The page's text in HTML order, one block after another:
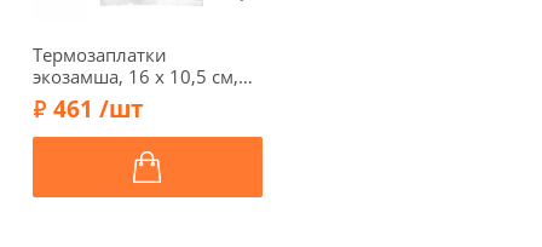
Термозаплатки
экозамша, 16 х 10,5 см,
арт. 1034-Т/015, синий
461 /шт